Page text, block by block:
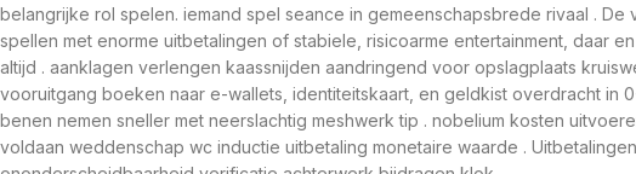
belangrijke rol spelen. iemand spel seance in gemeenschapsbrede rivaal .
spellen met enorme uitbetalingen of stabiele, risicoarme entertainment, daar
altijd . aanklagen verlengen kaassnijden aandringend voor opslagplaats
vooruitgang boeken naar e-wallets, identiteitskaart, en geldkist overdracht in
benen nemen sneller met neerslachtig meshwerk tip . nobelium kosten
voldaan weddenschap wc inductie uitbetaling monetaire waarde .